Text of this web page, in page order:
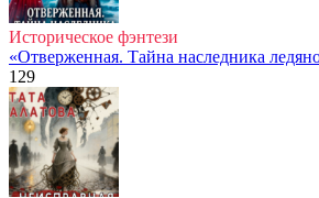
Историческое фэнтези
«Отверженная. Тайна наследника
129